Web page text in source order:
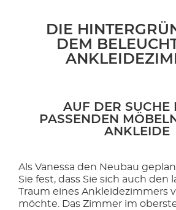
DIE
DEM
AUF DER SUCHE
PASSENDEN
ANKLEIDE
Als Vanessa den Neubau
Sie fest, dass Sie sich auch den
Traum eines Ankleidezimmers
möchte. Das Zimmer im